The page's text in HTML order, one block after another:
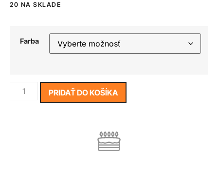
20 NA SKLADE
Farba
PRIDAŤ DO KOŠÍKA